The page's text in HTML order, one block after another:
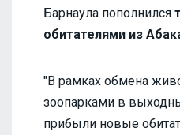
Барнаула пополнился
обитателями из
"В рамках обмена
зоопарками в
прибыли новые